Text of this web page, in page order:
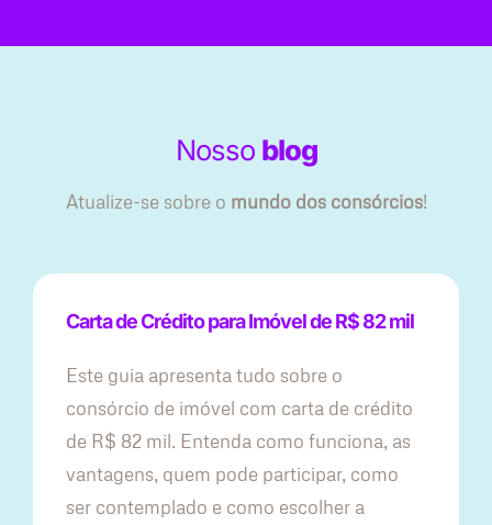
Nosso blog
Atualize-se sobre o mundo dos consórcios!
Carta de Crédito para Imóvel de R$ 82 mil
Este guia apresenta tudo sobre o
consórcio de imóvel com carta de crédito
de R$ 82 mil. Entenda como funciona, as
vantagens, quem pode participar, como
ser contemplado e como escolher a